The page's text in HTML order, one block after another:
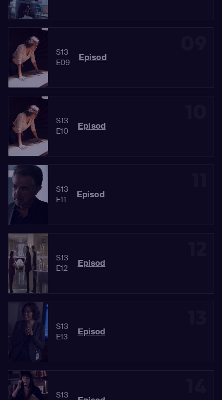
S13
E09
Episod
S13
E10
Episod
S13
E11
Episod
S13
E12
Episod
S13
E13
Episod
S13